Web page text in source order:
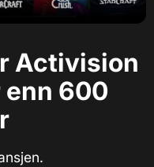
Activision
enn 600